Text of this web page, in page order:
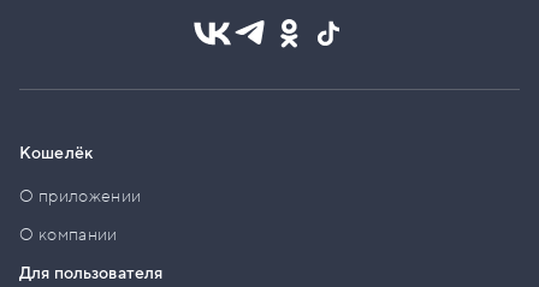
Кошелёк
О приложении
О компании
Для пользователя